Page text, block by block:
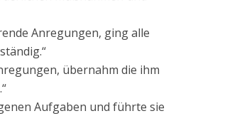
Anregungen, ging alle
übernahm die ihm
Aufgaben und führte sie